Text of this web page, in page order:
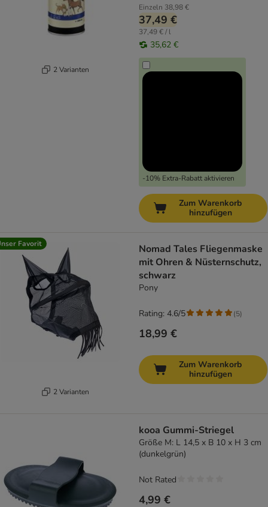
2 Varianten
Einzeln 38,98 €
37,49 €
37,49 € / l
35,62 €
-10% Extra-Rabatt aktivieren
Zum Warenkorb
hinzufügen
Favorit
2 Varianten
Nomad Tales Fliegenmaske
mit Ohren & Nüsternschutz,
schwarz
Pony
18,99 €
Rating: 4.6/5 (5)
Zum Warenkorb
hinzufügen
kooa Gummi-Striegel
Größe M: L 14,5 x B 10 x H 3 cm
(dunkelgrün)
4,99 €
Not Rated